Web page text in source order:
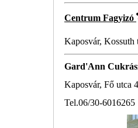
Centrum Fagyizó
Kaposvár, Kossuth
Gard'Ann
Kaposvár, Fő utca
Tel.06/30-6016265